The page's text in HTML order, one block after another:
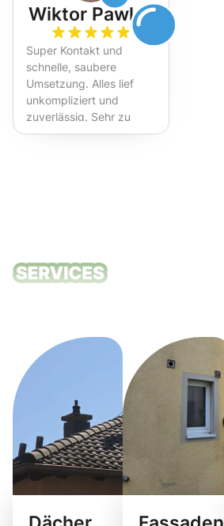
Wiktor Pawlak
Super Kontakt und
schnelle, saubere
Umsetzung. Alles lief
unkompliziert und
zuverlässig. Sehr zu
empfehlen!